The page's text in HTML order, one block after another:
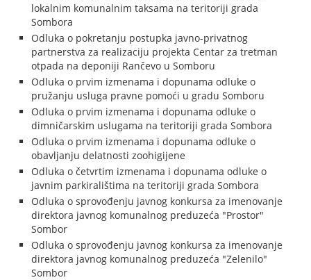
lokalnim komunalnim taksama na teritoriji grada
Sombora
Odluka o pokretanju postupka javno-privatnog
partnerstva za realizaciju projekta Centar za tretman
otpada na deponiji Rančevo u Somboru
Odluka o prvim izmenama i dopunama odluke o
pružanju usluga pravne pomoći u gradu Somboru
Odluka o prvim izmenama i dopunama odluke o
dimničarskim uslugama na teritoriji grada Sombora
Odluka o prvim izmenama i dopunama odluke o
obavljanju delatnosti zoohigijene
Odluka o četvrtim izmenama i dopunama odluke o
javnim parkiralištima na teritoriji grada Sombora
Odluka o sprovođenju javnog konkursa za imenovanje
direktora javnog komunalnog preduzeća "Prostor"
Sombor
Odluka o sprovođenju javnog konkursa za imenovanje
direktora javnog komunalnog preduzeća "Zelenilo"
Sombor